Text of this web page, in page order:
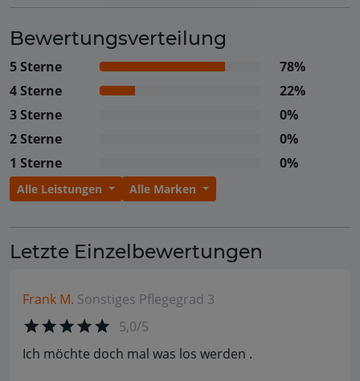
Bewertungsverteilung
5 Sterne
78%
4 Sterne
22%
3 Sterne
0%
2 Sterne
0%
1 Sterne
0%
Alle Leistungen Alle Marken
Letzte Einzelbewertungen
Frank M. Sonstiges Pflegegrad 3
5,0/5
Ich möchte doch mal was los werden .